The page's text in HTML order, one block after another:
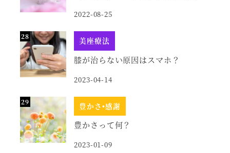
2022-08-25
美座療法
膝が治らない原因はスマホ？
2023-04-14
豊かさ•感謝
豊かさって何？
2023-01-09